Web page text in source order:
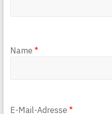
Name *
E-Mail-Adresse *